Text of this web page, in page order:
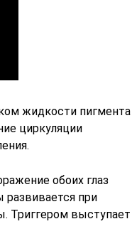
жидкости пигмента
циркуляции
обоих глаз
развивается при
Триггером выступает